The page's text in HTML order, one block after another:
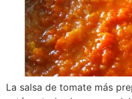
La salsa de tomate más